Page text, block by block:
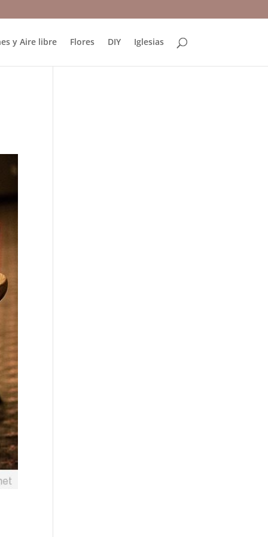
y Aire libre Flores DIY Iglesias